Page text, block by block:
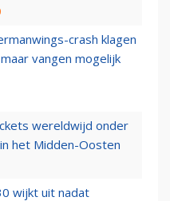
crash klagen
vangen mogelijk
wereldwijd onder
het Midden-Oosten
wijkt uit nadat